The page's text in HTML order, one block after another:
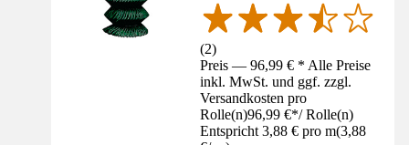
(2)
Preis — 96,99 € * Alle Preise
inkl. MwSt. und ggf. zzgl.
Versandkosten pro
Rolle(n)96,99 €*/ Rolle(n)
Entspricht 3,88 € pro m(3,88